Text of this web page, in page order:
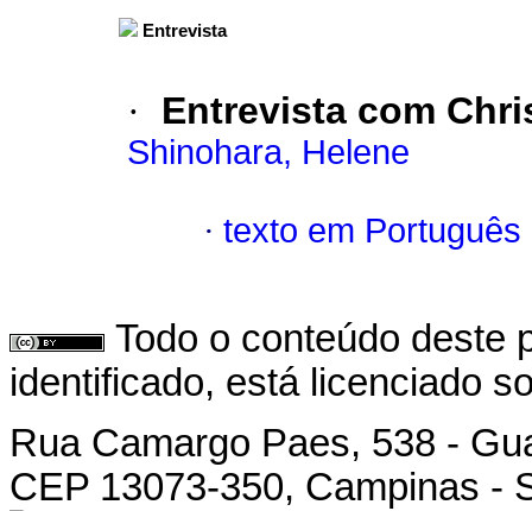
Entrevista
· Entrevista com
Shinohara, Helene
· texto em Português
Todo o conteúdo deste
identificado, está licenciado
Rua Camargo Paes, 538 -
CEP 13073-350, Campinas -